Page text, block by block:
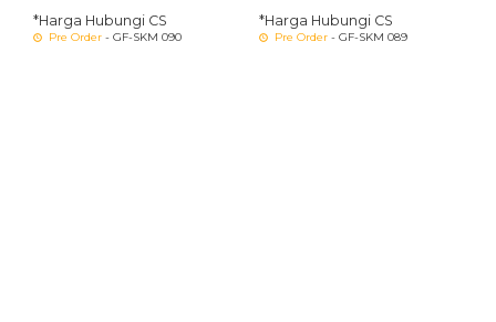
*Harga Hubungi CS
Pre Order - GF-SKM 090
*Harga Hubungi CS
Pre Order - GF-SKM 089